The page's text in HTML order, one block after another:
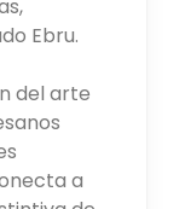
Ebru.
del arte
a